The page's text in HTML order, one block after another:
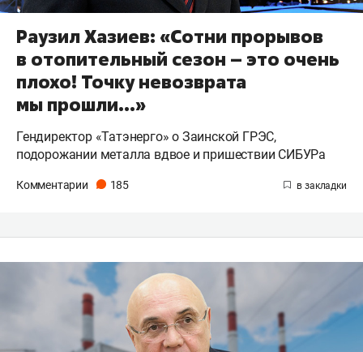
Раузил Хазиев: «Сотни прорывов
в отопительный сезон – это очень
плохо! Точку невозврата
мы прошли…»
Гендиректор «Татэнерго» о Заинской ГРЭС,
подорожании металла вдвое и пришествии СИБУРа
Комментарии 185